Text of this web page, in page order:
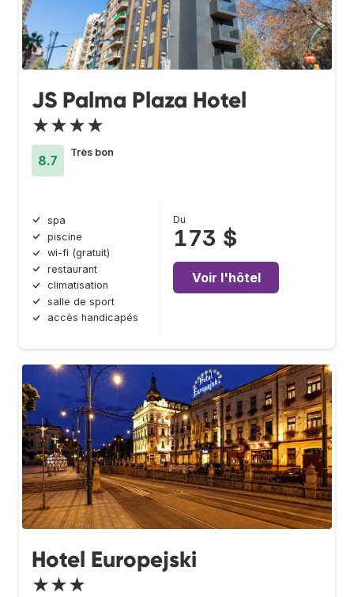
JS Palma Plaza Hotel
★★★★
8.7
Très bon
spa
piscine
wi-fi (gratuit)
restaurant
climatisation
salle de sport
accès handicapés
Du
173 $
Voir l'hôtel
Hotel Europejski
★★★